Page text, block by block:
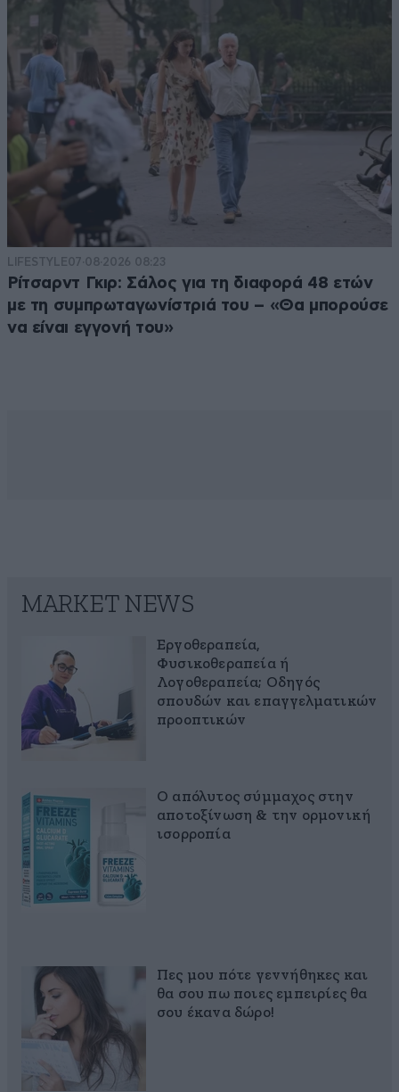
LIFESTYLE07·08·2026 08:23
Ρίτσαρντ Γκιρ: Σάλος για τη διαφορά 48 ετών
με τη συμπρωταγωνίστριά του – «Θα μπορούσε
να είναι εγγονή του»
MARKET NEWS
Εργοθεραπεία,
Φυσικοθεραπεία ή
Λογοθεραπεία; Οδηγός
σπουδών και επαγγελματικών
προοπτικών
Ο απόλυτος σύμμαχος στην
αποτοξίνωση & την ορμονική
ισορροπία
Πες μου πότε γεννήθηκες και
θα σου πω ποιες εμπειρίες θα
σου έκανα δώρο!